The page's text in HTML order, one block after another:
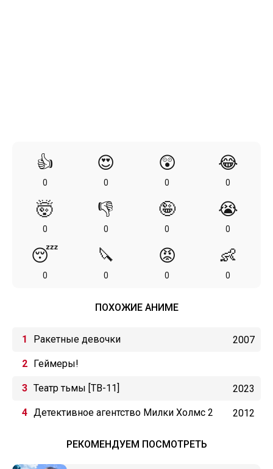
👍
0
😍
0
😲
0
😂
0
🤯
0
👎
0
🤪
0
😭
0
😴
0
🔪
0
😡
0
👶
0
ПОХОЖИЕ АНИМЕ
Ракетные девочки 2007
Геймеры!
Театр тьмы [ТВ-11] 2023
Детективное агентство Милки Холмс 2 2012
РЕКОМЕНДУЕМ ПОСМОТРЕТЬ